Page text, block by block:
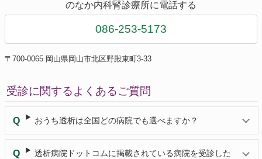
のなか内科腎診療所に電話する
086-253-5173
〒700-0065 岡山県岡山市北区野殿東町3-33
受診に関するよくあるご質問
おうち透析は全国どの病院でも選べますか？
透析病院ドットコムに掲載されている病院を受診した